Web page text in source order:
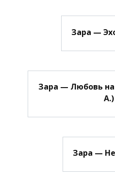
Зара —
Зара — Любовь на
А.)
Зара —